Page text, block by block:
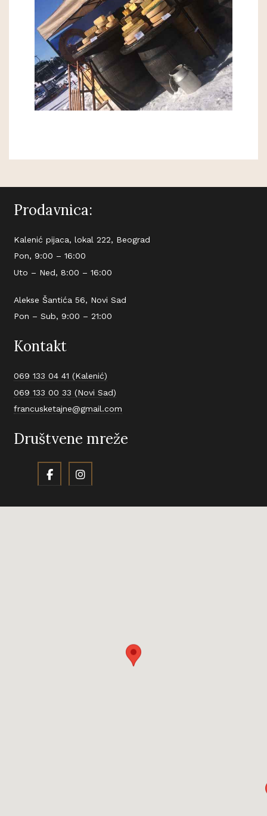
Prodavnica:
Kalenić pijaca, lokal 222, Beograd
Pon, 9:00 – 16:00
Uto – Ned, 8:00 – 16:00
Alekse Šantića 56, Novi Sad
Pon – Sub, 9:00 – 21:00
Kontakt
069 133 04 41 (Kalenić)
069 133 00 33 (Novi Sad)
francusketajne@gmail.com
Društvene mreže